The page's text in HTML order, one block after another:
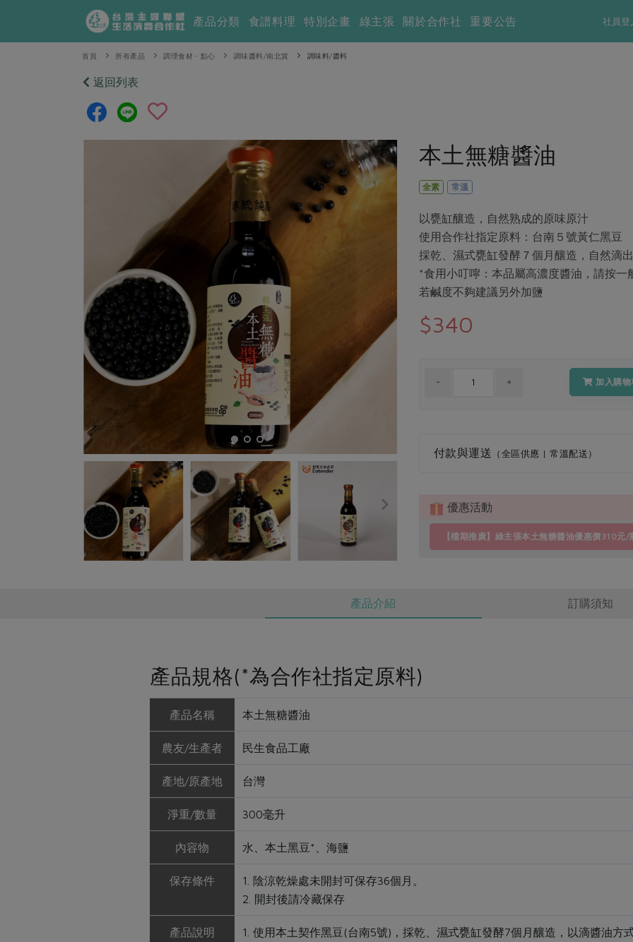
社員登
產品分類 食譜料理 特別企畫 綠主張 關於合作社 重要公告
首頁 所有產品 調理食材・點心 調味醬料/南北貨 調味料/醬料
返回列表
本土無糖醬油
全素 常溫
以甕缸釀造，自然熟成的原味原汁
使用合作社指定原料：台南５號黃仁黑豆
採乾、濕式甕缸發酵７個月釀造，自然滴
*食用小叮嚀：本品屬高濃度醬油，請按
若鹹度不夠建議另外加鹽
$340
加入購物
付款與運送 （全區供應 | 常溫配送）
優惠活動
【檔期推廣】綠主張本土無糖醬油優惠價310元/
產品介紹 訂購須知
產品規格(*為合作社指定原料)
產品名稱 本土無糖醬油
農友/生產者 民生食品工廠
產地/原產地 台灣
淨重/數量 300毫升
內容物 水、本土黑豆*、海鹽
保存條件
1. 陰涼乾燥處未開封可保存36個月。
2. 開封後請冷藏保存
產品說明
1. 使用本土契作黑豆(台南5號)，採乾、濕式甕缸發酵7個月釀造，以滴醬油方